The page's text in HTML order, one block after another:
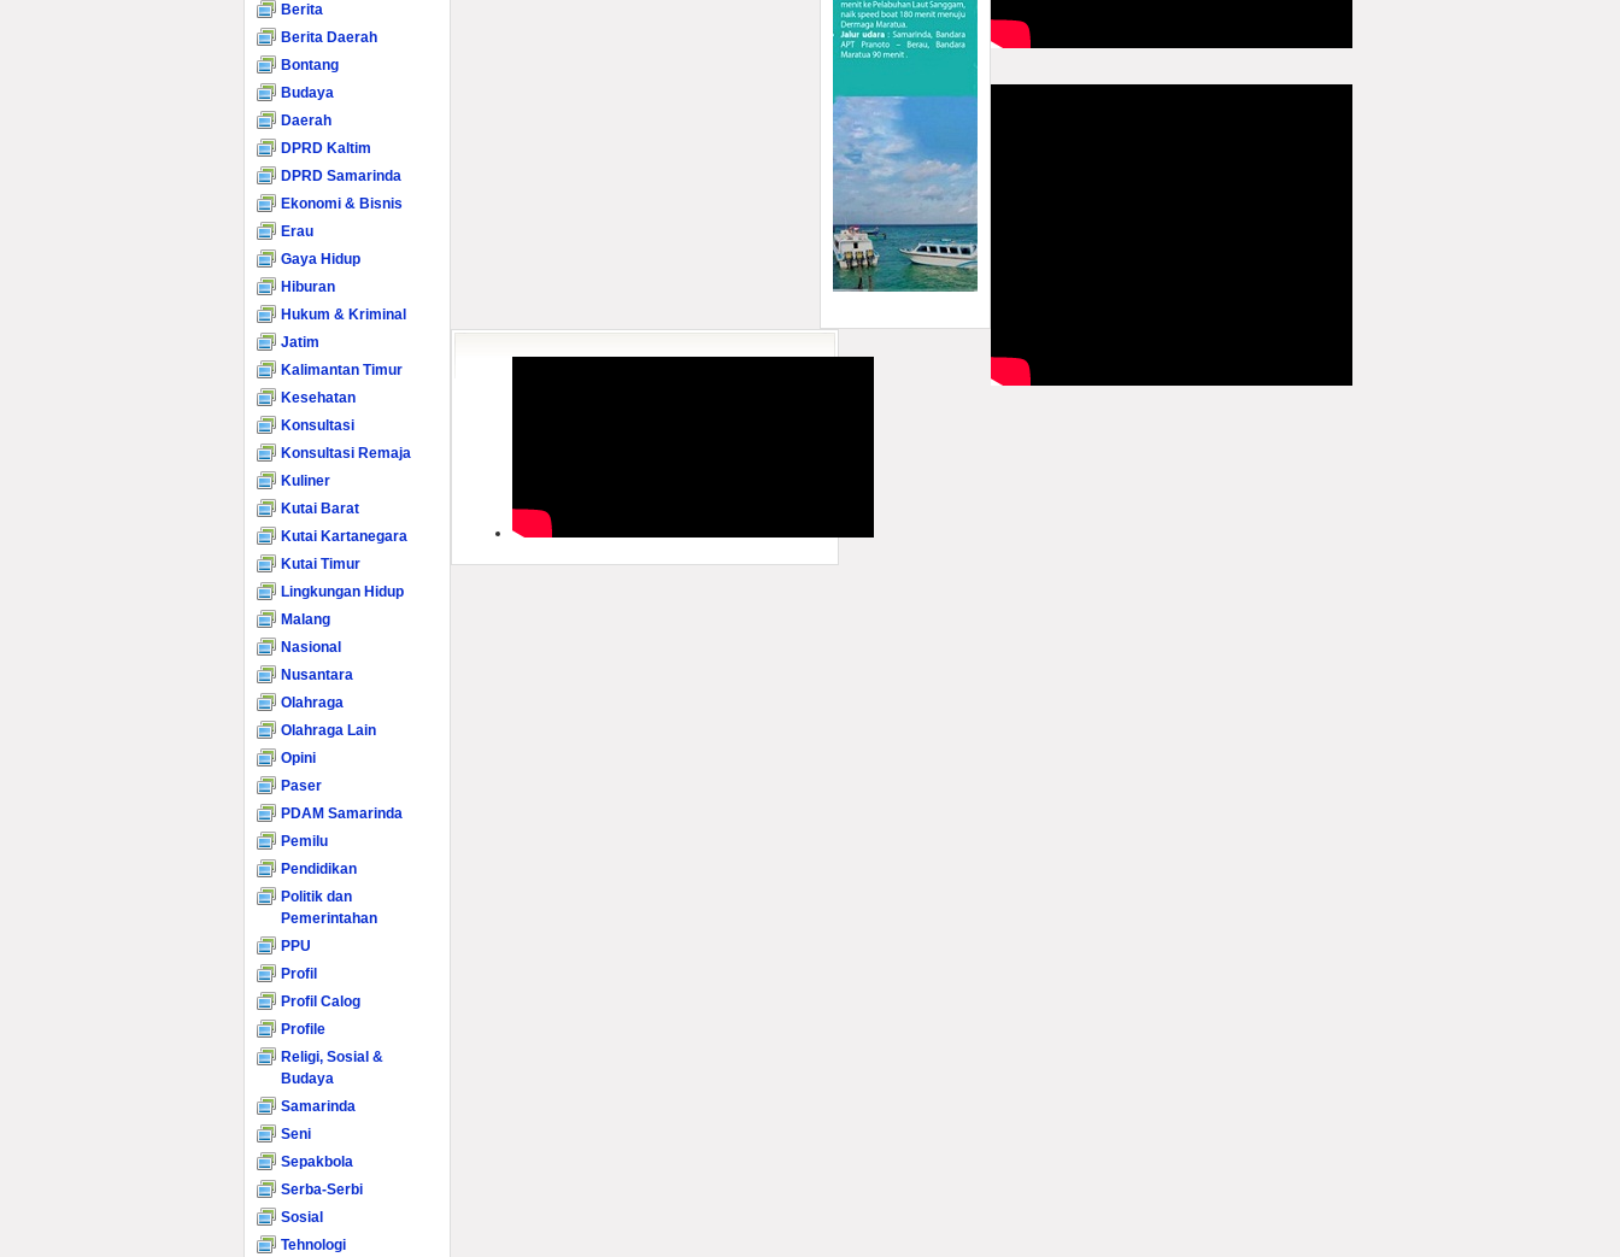
Berita
Berita Daerah
Bontang
Budaya
Daerah
DPRD Kaltim
DPRD Samarinda
Ekonomi & Bisnis
Erau
Gaya Hidup
Hiburan
Hukum & Kriminal
Jatim
Kalimantan Timur
Kesehatan
Konsultasi
Konsultasi Remaja
Kuliner
Kutai Barat
Kutai Kartanegara
Kutai Timur
Lingkungan Hidup
Malang
Nasional
Nusantara
Olahraga
Olahraga Lain
Opini
Paser
PDAM Samarinda
Pemilu
Pendidikan
Politik dan
Pemerintahan
PPU
Profil
Profil Calog
Profile
Religi, Sosial &
Budaya
Samarinda
Seni
Sepakbola
Serba-Serbi
Sosial
Tehnologi